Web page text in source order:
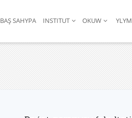
BAŞ SAHYPA INSTITUT OKUW YLYM